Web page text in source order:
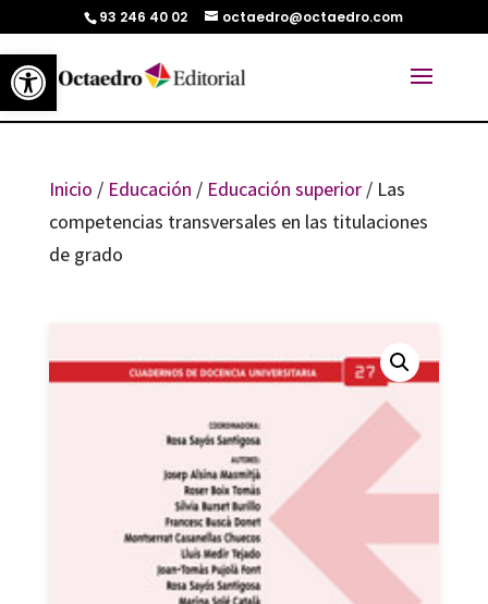
Abrir barra de herramientas
93 246 40 02 octaedro@octaedro.com
Inicio / Educación / Educación superior/ Las
competencias transversales en las titulaciones
de grado